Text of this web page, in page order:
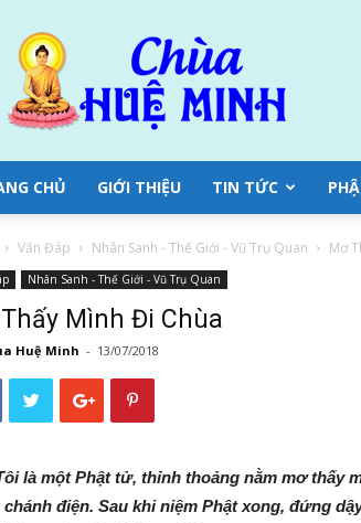
Chùa
Huệ
Minh
CHỦ GIỚI THIỆU TIN TỨC
Vấn Đáp Nhân Sanh - Thế Giới - Vũ Trụ Quan Mơ
Nhân Sanh - Thế Giới - Vũ Trụ Quan
Mình Đi Chùa
Huệ Minh - 13/07/2018
là một Phật tử, thỉnh thoảng nằm mơ thấy
điện. Sau khi niệm Phật xong, đứng